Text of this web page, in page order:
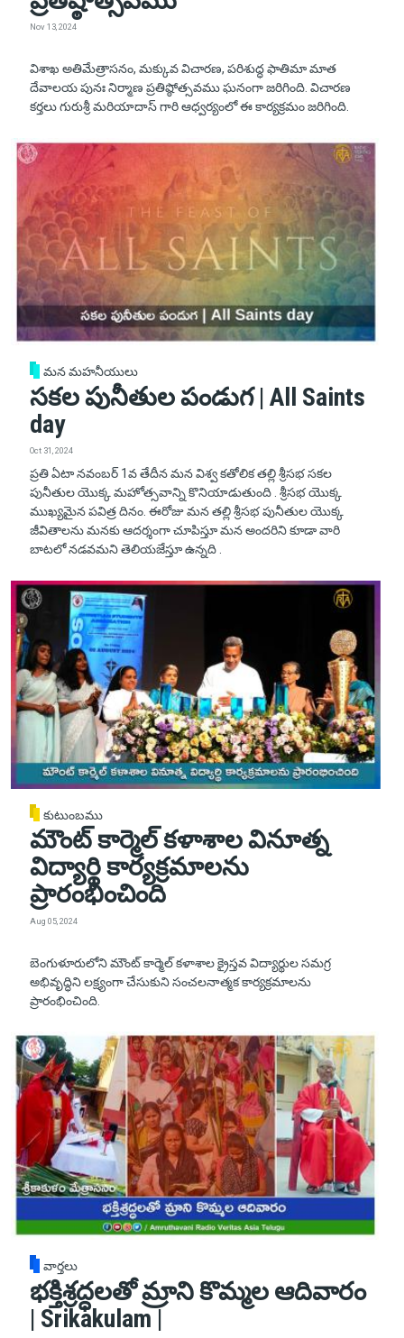
Nov 13, 2024
విశాఖ అతిమేత్రాసనం, మక్కువ విచారణ, పరిశుద్ధ ఫాతిమా మాత
దేవాలయ పునః నిర్మాణ ప్రతిష్ఠోత్సవము ఘనంగా జరిగింది. విచారణ
కర్తలు గురుశ్రీ మరియాదాస్ గారి ఆధ్వర్యంలో ఈ కార్యక్రమం జరిగింది.
మన మహనీయులు
సకల పునీతుల పండుగ | All Saints
day
Oct 31, 2024
ప్రతి ఏటా నవంబర్ 1వ తేదీన మన విశ్వ కతోలిక తల్లి శ్రీసభ సకల
పునీతుల యొక్క మహోత్సవాన్ని కొనియాడుతుంది . శ్రీసభ యొక్క
ముఖ్యమైన పవిత్ర దినం. ఈరోజు మన తల్లి శ్రీసభ పునీతుల యొక్క
జీవితాలను మనకు ఆదర్శంగా చూపిస్తూ మన అందరిని కూడా వారి
బాటలో నడవమని తెలియజేస్తూ ఉన్నది .
కుటుంబము
మౌంట్ కార్మెల్ కళాశాల వినూత్న
విద్యార్థి కార్యక్రమాలను
ప్రారంభించింది
Aug 05, 2024
బెంగుళూరులోని మౌంట్ కార్మెల్ కళాశాల క్రైస్తవ విద్యార్థుల సమగ్ర
అభివృద్ధిని లక్ష్యంగా చేసుకుని సంచలనాత్మక కార్యక్రమాలను
ప్రారంభించింది.
వార్తలు
భక్తిశ్రద్ధలతో మ్రాని కొమ్మల ఆదివారం
| Srikakulam |